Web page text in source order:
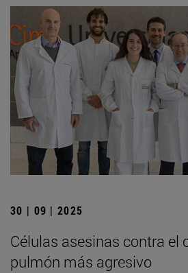
30 | 09 | 2025
Células asesinas contra el
pulmón más agresivo